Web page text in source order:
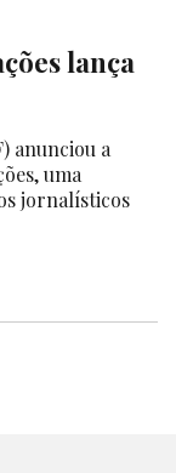
lança
anunciou a
uma
jornalísticos